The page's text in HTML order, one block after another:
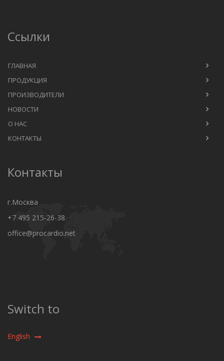
Ссылки
ГЛАВНАЯ
ПРОДУКЦИЯ
ПРОИЗВОДИТЕЛИ
НОВОСТИ
О НАС
КОНТАКТЫ
Контакты
г.Москва
+7 495 215‑26-38
office@procardio.net
Switch to
English